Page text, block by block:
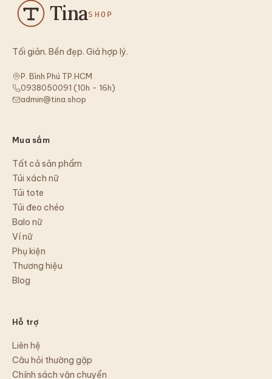
TinaSHOP
Tối giản. Bền đẹp. Giá hợp lý.
P. Bình Phú TP.HCM
0938050091 (10h - 16h)
admin@tina.shop
Mua sắm
Tất cả sản phẩm
Túi xách nữ
Túi tote
Túi đeo chéo
Balo nữ
Ví nữ
Phụ kiện
Thương hiệu
Blog
Hỗ trợ
Liên hệ
Câu hỏi thường gặp
Chính sách vận chuyển